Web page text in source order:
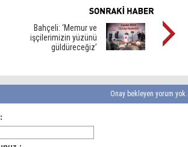
Bahçeli: ‘Memur ve
işçilerimizin yüzünü
güldüreceğiz’
Onay bekleyen yorum yok.